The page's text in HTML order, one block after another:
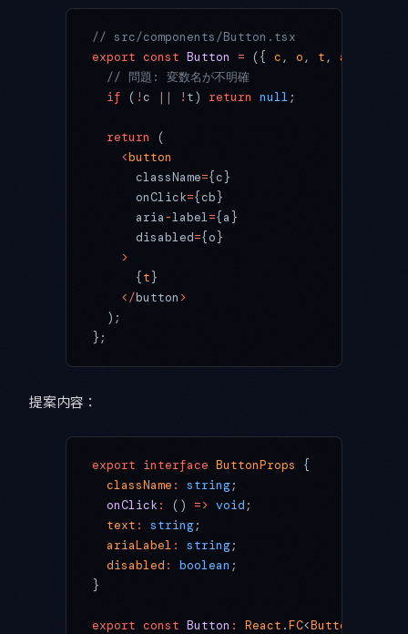
// src/components/Button.tsx
export const Button = ({ c , o , t , a
  // 問題: 変数名が不明確
  if
( !c || ! t) return null ;
  return
(
    <
button
      className
={c}
      onClick
={cb}
      aria
-label={a}
      disabled
={o}
    >
      {
t}
    </
button>
  );
};
提案内容：
export interface ButtonProps
{
  className
: string;
  onClick
: () => void ;
  text
: string;
  ariaLabel
: string;
  disabled
: boolean ;
}
export const Button : React .FC<ButtonProps